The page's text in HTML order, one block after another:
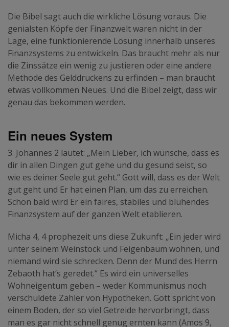
Die Bibel sagt auch die wirkliche Lösung voraus. Die
genialsten Köpfe der Finanzwelt waren nicht in der
Lage, eine funktionierende Lösung innerhalb unseres
Finanzsystems zu entwickeln. Das braucht mehr als nur
die Zinssätze ein wenig zu justieren oder eine andere
Methode des Gelddruckens zu erfinden – man braucht
etwas vollkommen Neues. Und die Bibel zeigt, dass wir
genau das bekommen werden.
Ein neues System
3. Johannes 2 lautet: „Mein Lieber, ich wünsche, dass es
dir in allen Dingen gut gehe und du gesund seist, so
wie es deiner Seele gut geht.“ Gott will, dass es der Welt
gut geht und Er hat einen Plan, um das zu erreichen.
Schon bald wird Er ein faires, stabiles und blühendes
Finanzsystem auf der ganzen Welt etablieren.
Micha 4, 4 prophezeit uns diese Zukunft: „Ein jeder wird
unter seinem Weinstock und Feigenbaum wohnen, und
niemand wird sie schrecken. Denn der Mund des Herrn
Zebaoth hat‘s geredet.“ Es wird ein universelles
Wohneigentum geben – weder Kommunismus noch
verschuldete Zahler von Hypotheken. Gott spricht von
einem Boden, der so viel Getreide hervorbringt, dass
man es gar nicht schnell genug ernten kann (Amos 9,